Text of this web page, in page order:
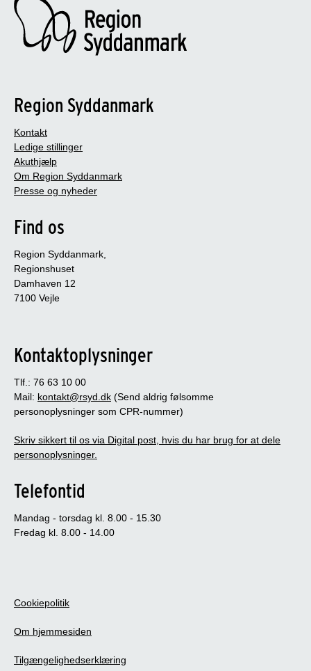
Region Syddanmark
Kontakt
Ledige stillinger
Akuthjælp
Om Region Syddanmark
Presse og nyheder
Find os
Region Syddanmark,
Regionshuset
Damhaven 12
7100 Vejle
Kontaktoplysninger
Tlf.: 76 63 10 00
Mail: kontakt@rsyd.dk (Send aldrig følsomme
personoplysninger som CPR-nummer)
Skriv sikkert til os via Digital post, hvis du har brug for at dele
personoplysninger.
Telefontid
Mandag - torsdag kl. 8.00 - 15.30
Fredag kl. 8.00 - 14.00
Cookiepolitik
Om hjemmesiden
Tilgængelighedserklæring